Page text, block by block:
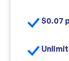
$0.07